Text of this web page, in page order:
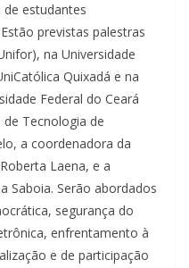
estudantes
previstas palestras
na Universidade
Quixadá e na
Federal do Ceará
de Tecnologia de
a coordenadora da
Laena, e a
Saboia. Serão abordados
segurança do
enfrentamento à
e de participação